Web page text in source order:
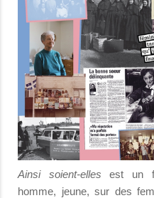
Ainsi soient-elles est un
homme, jeune, sur des